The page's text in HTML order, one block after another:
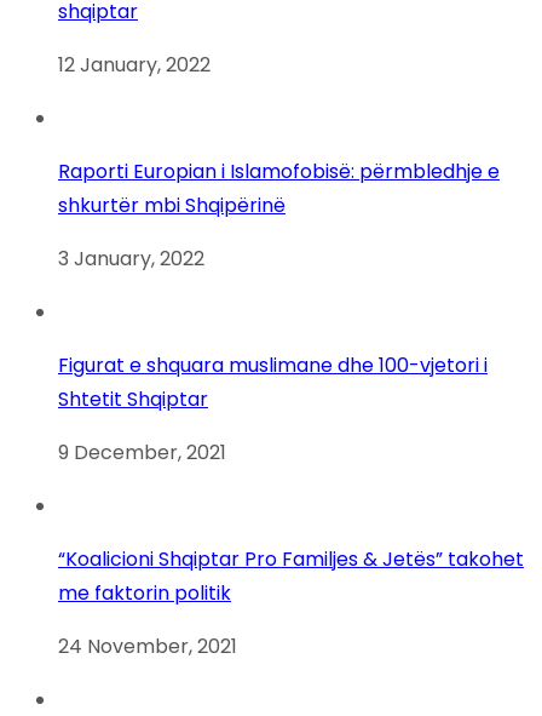
shqiptar
12 January, 2022
Raporti Europian i Islamofobisë: përmbledhje e
shkurtër mbi Shqipërinë
3 January, 2022
Figurat e shquara muslimane dhe 100-vjetori i
Shtetit Shqiptar
9 December, 2021
“Koalicioni Shqiptar Pro Familjes & Jetës” takohet
me faktorin politik
24 November, 2021